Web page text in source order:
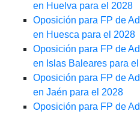
en Huelva para el 2028
Oposición para FP de
en Huesca para el 2028
Oposición para FP de
en Islas Baleares para
Oposición para FP de
en Jaén para el 2028
Oposición para FP de